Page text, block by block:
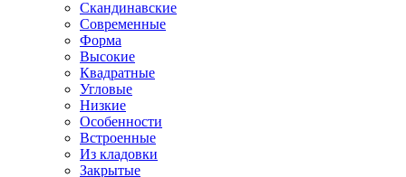
Скандинавские
Современные
Форма
Высокие
Квадратные
Угловые
Низкие
Особенности
Встроенные
Из кладовки
Закрытые